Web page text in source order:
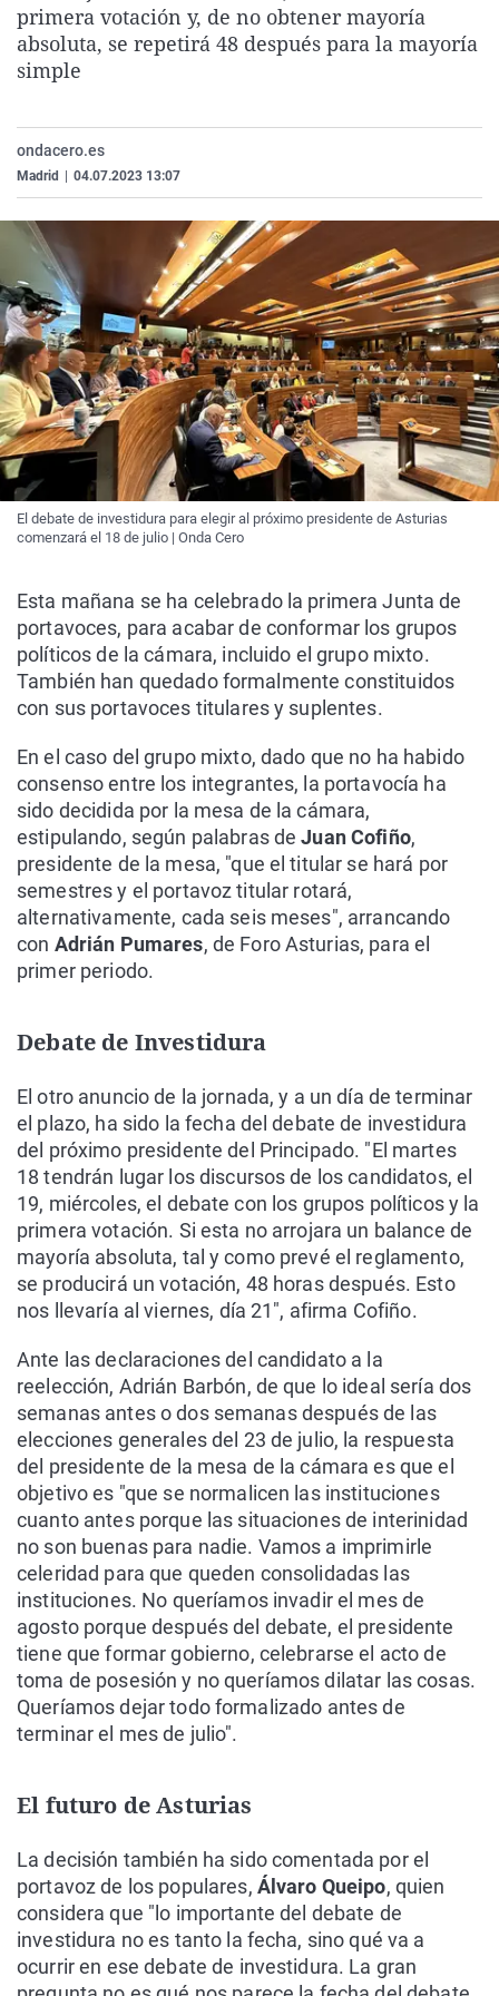
La rosa de los vientos
Gente viajera
Caso
Retornados
Operación Viuda
Extremadura
Galicia
Navarra
Virales
Televisión
primera votación y, de no obtener mayoría
absoluta, se repetirá 48 después para la mayoría
simple
ondacero.es
Madrid 04.07.2023 13:07
El debate de investidura para elegir al próximo presidente de Asturias
comenzará el 18 de julio | Onda Cero
Esta mañana se ha celebrado la primera Junta de
portavoces, para acabar de conformar los grupos
políticos de la cámara, incluido el grupo mixto.
También han quedado formalmente constituidos
con sus portavoces titulares y suplentes.
En el caso del grupo mixto, dado que no ha habido
consenso entre los integrantes, la portavocía ha
sido decidida por la mesa de la cámara,
estipulando, según palabras de Juan Cofiño,
presidente de la mesa, "que el titular se hará por
semestres y el portavoz titular rotará,
alternativamente, cada seis meses", arrancando
con Adrián Pumares, de Foro Asturias, para el
primer periodo.
Debate de Investidura
El otro anuncio de la jornada, y a un día de terminar
el plazo, ha sido la fecha del debate de investidura
del próximo presidente del Principado. "El martes
18 tendrán lugar los discursos de los candidatos, el
19, miércoles, el debate con los grupos políticos y la
primera votación. Si esta no arrojara un balance de
mayoría absoluta, tal y como prevé el reglamento,
se producirá un votación, 48 horas después. Esto
nos llevaría al viernes, día 21", afirma Cofiño.
Ante las declaraciones del candidato a la
reelección, Adrián Barbón, de que lo ideal sería dos
semanas antes o dos semanas después de las
elecciones generales del 23 de julio, la respuesta
del presidente de la mesa de la cámara es que el
objetivo es "que se normalicen las instituciones
cuanto antes porque las situaciones de interinidad
no son buenas para nadie. Vamos a imprimirle
celeridad para que queden consolidadas las
instituciones. No queríamos invadir el mes de
agosto porque después del debate, el presidente
tiene que formar gobierno, celebrarse el acto de
toma de posesión y no queríamos dilatar las cosas.
Queríamos dejar todo formalizado antes de
terminar el mes de julio".
El futuro de Asturias
La decisión también ha sido comentada por el
portavoz de los populares, Álvaro Queipo, quien
considera que "lo importante del debate de
investidura no es tanto la fecha, sino qué va a
ocurrir en ese debate de investidura. La gran